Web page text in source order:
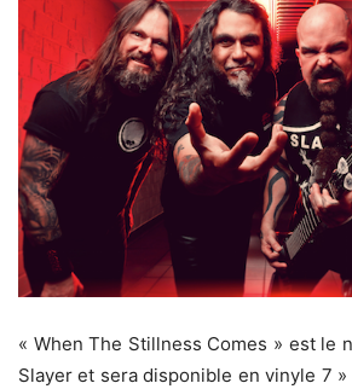
« When The Stillness Comes » est le
Slayer et sera disponible en vinyle 7